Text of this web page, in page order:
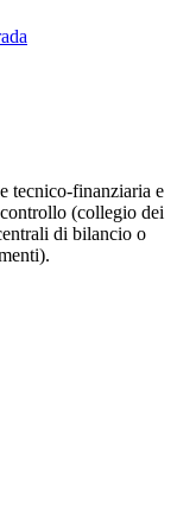
tecnico-finanziaria e
(collegio dei
di bilancio o